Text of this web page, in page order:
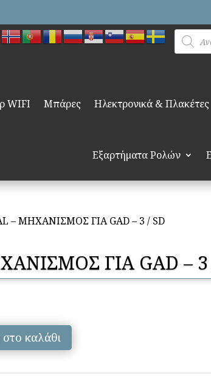
search
WIFI Μπάρες Ηλεκτρονικά & Πλακέτες
Εξαρτήματα Ρολών
– ΜΗΧΑΝΙΣΜΟΣ ΓΙΑ GAD – 3 / SD
ΓΙΑ GAD – 3
καλάθι